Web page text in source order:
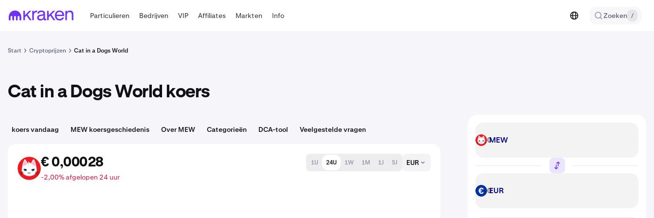
Particulieren Bedrijven VIP Affiliates Markten Info Zoeken /
Start Cryptoprijzen Cat in a Dogs World
Cat in a Dogs World koers
koers vandaag MEW koersgeschiedenis Over MEW Categorieën DCA-tool Veelgestelde vragen
MEW € 0,00028
-2,00% afgelopen 24 uur
1U 24U 1W 1M 1J 5J EUR
MEW MEW
EUR EUR